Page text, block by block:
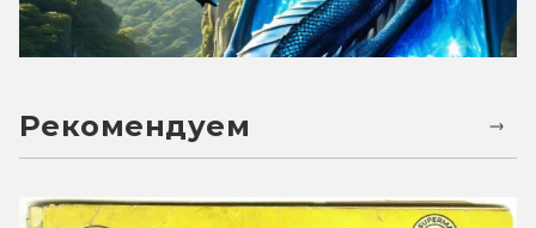
Рекомендуем